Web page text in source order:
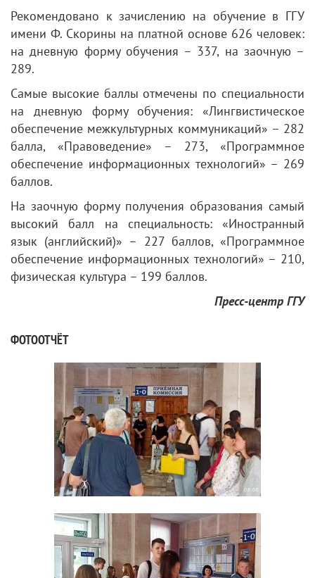
Рекомендовано к зачислению на обучение в ГГУ
имени Ф. Скорины на платной основе 626 человек:
на дневную форму обучения – 337, на заочную –
289.
Самые высокие баллы отмечены по специальности
на дневную форму обучения: «Лингвистическое
обеспечение межкультурных коммуникаций» – 282
балла, «Правоведение» – 273, «Программное
обеспечение информационных технологий» – 269
баллов.
На заочную форму получения образования самый
высокий балл на специальность: «Иностранный
язык (английский)» – 227 баллов, «Программное
обеспечение информационных технологий» – 210,
физическая культура – 199 баллов.
Пресс-центр ГГУ
ФОТООТЧЁТ